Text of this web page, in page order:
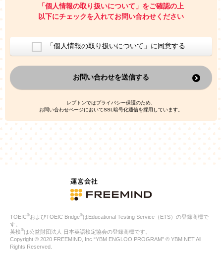
お問い合わせにお答えするため
レプトンのキャンペーンや新商品（新サービス）、新規開講教
室等をご案内するため
ご利用者の個人情報を、本人が特定されないデータに不可逆変
換した上で、広告・宣伝・販売促進活動に役立てること
上記の利用目的のために第三者へ提供すること
なお、この利用目的を超えた個人情報の取扱いは行いません。ま
た、これ以外の目的で個人情報を利用することはありません。
人情報を、本人が特定されないデータに不可逆変換した上で第三
者広告配信事業者においてマッチングを行い、その結果に基づい
て広告を配信することがあります。第三者広告配信事業者が、こ
れらの情報を広告配信以外の目的で利用することはありません。
4.
個人情報の第三者への提供
当社は、次の場合を除き、ご本人の同意なしに個人情報を第三者
に提供することはありません。
ご本人の同意がある場合
法令に基づく場合
人の生命、身体または財産の保護のために必要がある場合であ
公衆衛生の向上または児童の健全な育成の推進のために特に必
合
特定した利用目的の達成に必要な範囲内において、個人情報の
「個人情報の取り扱いについて」をご確認の上
以下にチェックを入れてお問い合わせください
「個人情報の取り扱いについて」に同意する
お問い合わせを送信する
レプトンではプライバシー保護のため、
お問い合わせページにおいてSSL暗号化通信を採用しています。
TOEIC®およびTOEIC Bridge®はEducational Testing Service（ETS）の登録商標で
す。
英検®は公益財団法人 日本英語検定協会の登録商標です。
Copyright © 2020 FREEMIND, Inc.“YBM ENGLOO PROGRAM” © YBM NET All
Rights Reserved.